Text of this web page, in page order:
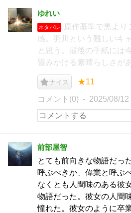
ゆれい
ネタバレ
原作基準で黒より
感。羽川という難しいキ
と思う。最後の手紙には
畳みかける素晴らしさが
ナイス ★11
コメント(0) 2025/08/12
前部屋智
とても前向きな物語だっ
呼ぶべきか、偉業と呼ぶ
なくとも人間味のある彼
物語だった。彼女の人間
憧れた。彼女のように卒